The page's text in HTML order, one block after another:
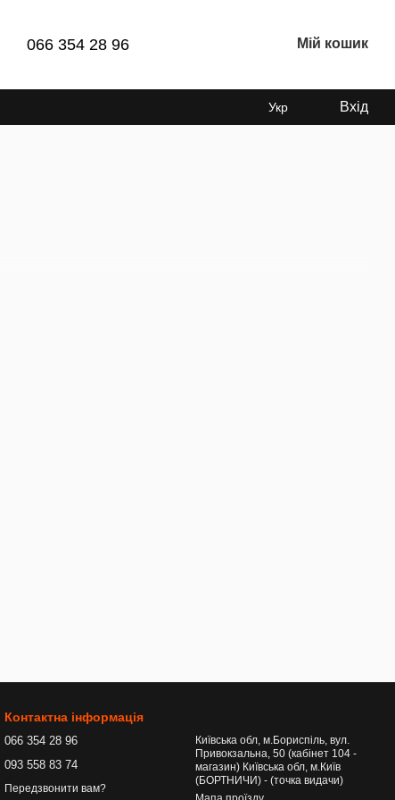
066 354 28 96 Мій кошик
Укр Вхід
Контактна інформація
066 354 28 96
093 558 83 74
Передзвонити вам?
Київська обл, м.Бориспіль, вул.
Привокзальна, 50 (кабінет 104 -
магазин) Київська обл, м.Київ
(БОРТНИЧИ) - (точка видачи)